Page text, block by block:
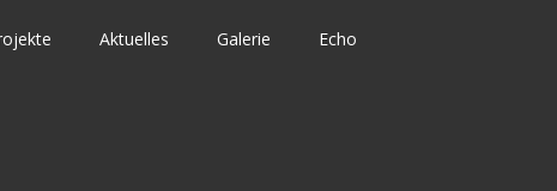
Aktuelles Galerie Echo